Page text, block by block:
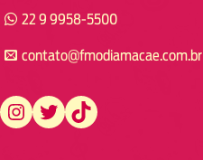
22 9 9958-5500
contato@fmodiamacae.com.br
https://www.instagram.com/fmodia.macae/ https://twitter.com/fmodia.macae/ https://www.tiktok.com/@fmodia.macae